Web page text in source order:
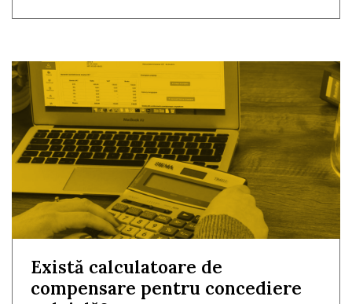
Există calculatoare de
compensare pentru concediere